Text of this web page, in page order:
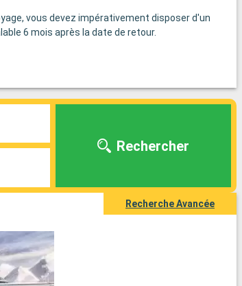
vous devez impérativement disposer d'un
6 mois après la date de retour.
Rechercher
Recherche Avancée